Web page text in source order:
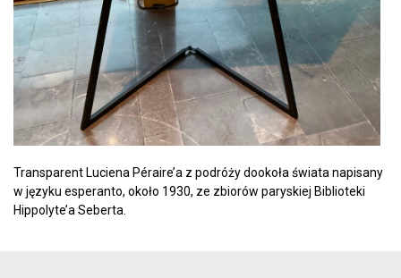
Transparent Luciena Péraire’a z podróży dookoła świata napisany
w języku esperanto, około 1930, ze zbiorów paryskiej Biblioteki
Hippolyte’a Seberta.